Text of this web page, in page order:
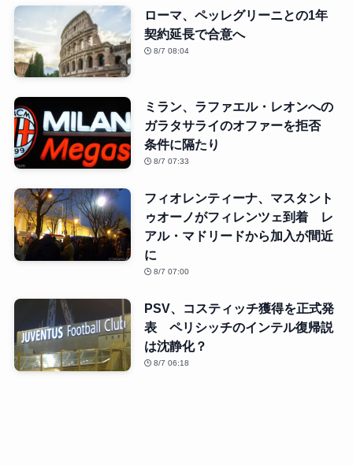
ローマ、ペッレグリーニとの1年
契約延長で合意へ
8/7 08:04
ミラン、ラファエル・レオンへの
ガラタサライのオファーを拒否
条件に隔たり
8/7 07:33
フィオレンティーナ、マスタント
ゥオーノがフィレンツェ到着 レ
アル・マドリードから加入が間近
に
8/7 07:00
PSV、コスティッチ獲得を正式発
表 ペリシッチのインテル復帰説
は沈静化？
8/7 06:18